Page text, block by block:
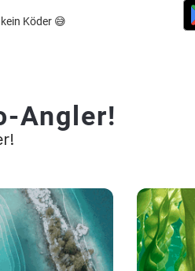
Köder 😅
Angler!